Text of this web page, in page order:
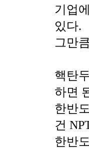
기업
있다.
그만
핵탄
하면
한반
건
한반